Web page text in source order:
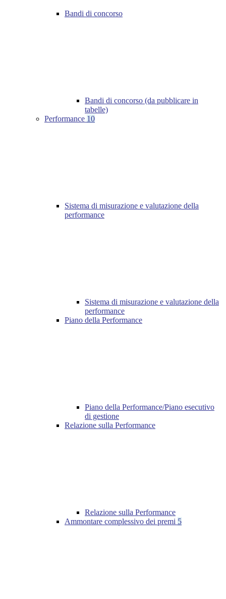
Bandi di concorso
Bandi di concorso (da pubblicare in
tabelle)
Performance 10
Sistema di misurazione e valutazione della
performance
Sistema di misurazione e valutazione della
performance
Piano della Performance
Piano della Performance/Piano esecutivo
di gestione
Relazione sulla Performance
Relazione sulla Performance
Ammontare complessivo dei premi 5